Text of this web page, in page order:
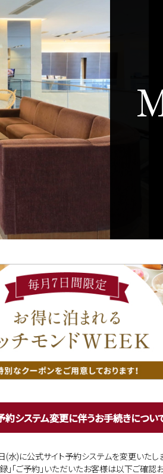
約システム変更に伴うお手続きについ
水)に公式サイト予約システムを変更いたし
「ご予約」いただいたお客様は以下ご確認